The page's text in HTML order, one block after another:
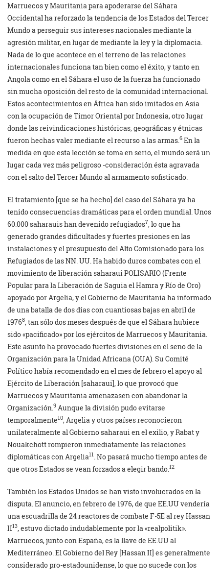
Marruecos y Mauritania para apoderarse del Sáhara
Occidental ha reforzado la tendencia de los Estados del Tercer
Mundo a perseguir sus intereses nacionales mediante la
agresión militar, en lugar de mediante la ley y la diplomacia.
Nada de lo que acontece en el terreno de las relaciones
internacionales funciona tan bien como el éxito, y tanto en
Angola como en el Sáhara el uso de la fuerza ha funcionado
sin mucha oposición del resto de la comunidad internacional.
Estos acontecimientos en África han sido imitados en Asia
con la ocupación de Timor Oriental por Indonesia, otro lugar
donde las reivindicaciones históricas, geográficas y étnicas
fueron hechas valer mediante el recurso a las armas. 6 En la
medida en que esta lección se toma en serio, el mundo será un
lugar cada vez más peligroso -consideración ésta agravada
con el salto del Tercer Mundo al armamento sofisticado.
El tratamiento [que se ha hecho] del caso del Sáhara ya ha
tenido consecuencias dramáticas para el orden mundial. Unos
60.000 saharauis han devenido refugiados7, lo que ha
generado grandes dificultades y fuertes presiones en las
instalaciones y el presupuesto del Alto Comisionado para los
Refugiados de las NN. UU. Ha habido duros combates con el
movimiento de liberación saharaui POLISARIO (Frente
Popular para la Liberación de Saguia el Hamra y Río de Oro)
apoyado por Argelia, y el Gobierno de Mauritania ha informado
de una batalla de dos días con cuantiosas bajas en abril de
19768, tan sólo dos meses después de que el Sáhara hubiere
sido «pacificado» por los ejércitos de Marruecos y Mauritania.
Este asunto ha provocado fuertes divisiones en el seno de la
Organización para la Unidad Africana (OUA). Su Comité
Político había recomendado en el mes de febrero el apoyo al
Ejército de Liberación [saharaui], lo que provocó que
Marruecos y Mauritania amenazasen con abandonar la
Organización. 9 Aunque la división pudo evitarse
temporalmente10, Argelia y otros países reconocieron
unilateralmente al Gobierno saharaui en el exilio, y Rabat y
Nouakchott rompieron inmediatamente las relaciones
diplomáticas con Argelia11 . No pasará mucho tiempo antes de
que otros Estados se vean forzados a elegir bando. 12
También los Estados Unidos se han visto involucrados en la
disputa. El anuncio, en febrero de 1976, de que EE.UU vendería
una escuadrilla de 24 reactores de combate F-5E al rey Hassan
II13, estuvo dictado indudablemente por la «realpolitik».
Marruecos, junto con España, es la llave de EE.UU al
Mediterráneo. El Gobierno del Rey [Hassan II] es generalmente
considerado pro-estadounidense, lo que no sucede con los